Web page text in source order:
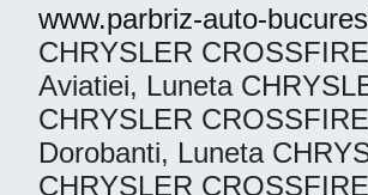
www.parbriz-auto-
CHRYSLER
Aviatiei, Luneta
CHRYSLER
Dorobanti, Luneta
CHRYSLER